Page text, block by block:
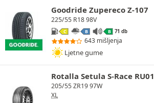
Goodride Zupereco Z-107
225/55 R18 98V
C B B 71 db
643 mišljenja
Ljetne gume
Rotalla Setula S-Race RU01
205/55 ZR19 97W
XL